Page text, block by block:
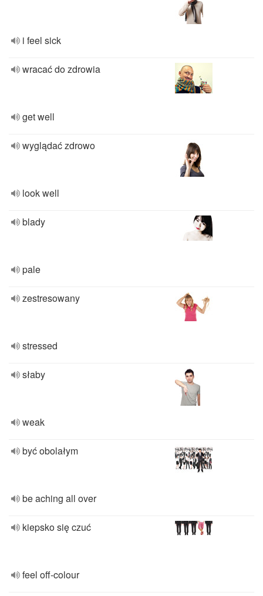
i feel sick
wracać do zdrowia
get well
wyglądać zdrowo
look well
blady
pale
zestresowany
stressed
słaby
weak
być obolałym
be aching all over
kiepsko się czuć
feel off-colour